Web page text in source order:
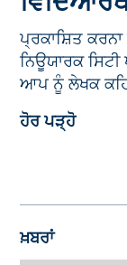
ਪ੍ਰਕਾਸ਼ਿਤ
ਨਿਊਯਾਰਕ
ਆਪ ਨੂੰ ਲੇਖਕ
ਹੋਰ ਪੜ੍ਹੋ
ਖ਼ਬਰਾਂ